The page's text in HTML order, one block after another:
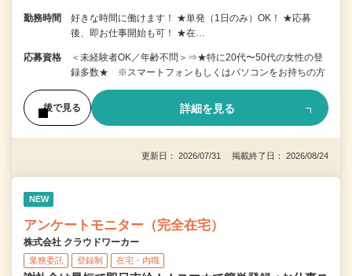
勤務時間
好きな時間に働けます！ ★単発（1日のみ）OK！ ★応募
後、即お仕事開始も可！ ★在…
応募資格
＜未経験者OK／年齢不問＞⇒★特に20代〜50代の女性の登
録多数★ ※スマートフォンもしくはパソコンをお持ちの方
後で見る 詳細を見る
更新日： 2026/07/31 掲載終了日： 2026/08/24
NEW
アンケートモニター（完全在宅）
株式会社 クラウドワーカー
業務委託 登録制 在宅・内職